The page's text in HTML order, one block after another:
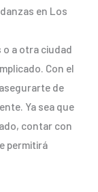
en Los
o a otra ciudad
Con el
de
Ya sea que
contar con
permitirá